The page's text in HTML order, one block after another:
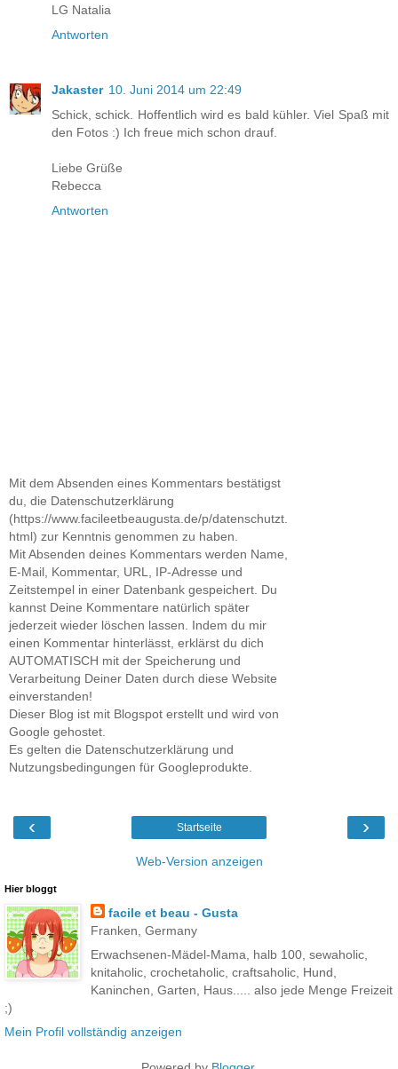
LG Natalia
Antworten
Jakaster 10. Juni 2014 um 22:49
Schick, schick. Hoffentlich wird es bald kühler. Viel Spaß mit
den Fotos :) Ich freue mich schon drauf.
Liebe Grüße
Rebecca
Antworten
Mit dem Absenden eines Kommentars bestätigst
du, die Datenschutzerklärung
(https://www.facileetbeaugusta.de/p/datenschutzt.
html) zur Kenntnis genommen zu haben.
Mit Absenden deines Kommentars werden Name,
E-Mail, Kommentar, URL, IP-Adresse und
Zeitstempel in einer Datenbank gespeichert. Du
kannst Deine Kommentare natürlich später
jederzeit wieder löschen lassen. Indem du mir
einen Kommentar hinterlässt, erklärst du dich
AUTOMATISCH mit der Speicherung und
Verarbeitung Deiner Daten durch diese Website
einverstanden!
Dieser Blog ist mit Blogspot erstellt und wird von
Google gehostet.
Es gelten die Datenschutzerklärung und
Nutzungsbedingungen für Googleprodukte.
‹ ›
Startseite
Web-Version anzeigen
Hier bloggt
facile et beau - Gusta
Franken, Germany
Erwachsenen-Mädel-Mama, halb 100, sewaholic,
knitaholic, crochetaholic, craftsaholic, Hund,
Kaninchen, Garten, Haus..... also jede Menge Freizeit
;)
Mein Profil vollständig anzeigen